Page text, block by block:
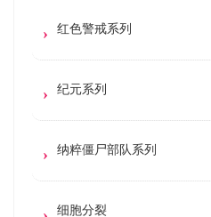
红色警戒系列
纪元系列
纳粹僵尸部队系列
细胞分裂